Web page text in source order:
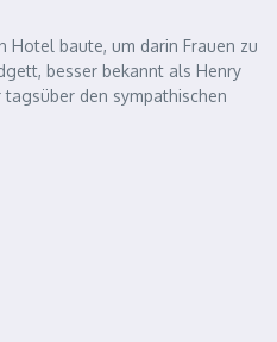
Hotel baute, um darin Frauen zu
besser bekannt als Henry
den sympathischen